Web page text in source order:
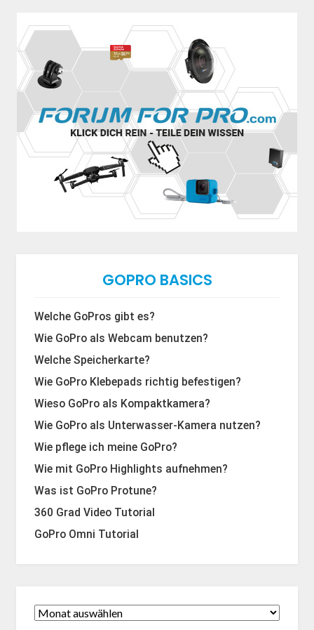
GOPRO BASICS
Welche GoPros gibt es?
Wie GoPro als Webcam benutzen?
Welche Speicherkarte?
Wie GoPro Klebepads richtig befestigen?
Wieso GoPro als Kompaktkamera?
Wie GoPro als Unterwasser-Kamera nutzen?
Wie pflege ich meine GoPro?
Wie mit GoPro Highlights aufnehmen?
Was ist GoPro Protune?
360 Grad Video Tutorial
GoPro Omni Tutorial